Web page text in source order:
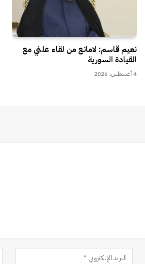
نعيم قاسم: لامانع من لقاء علني مع
القيادة السورية
4 أغسطس، 2026